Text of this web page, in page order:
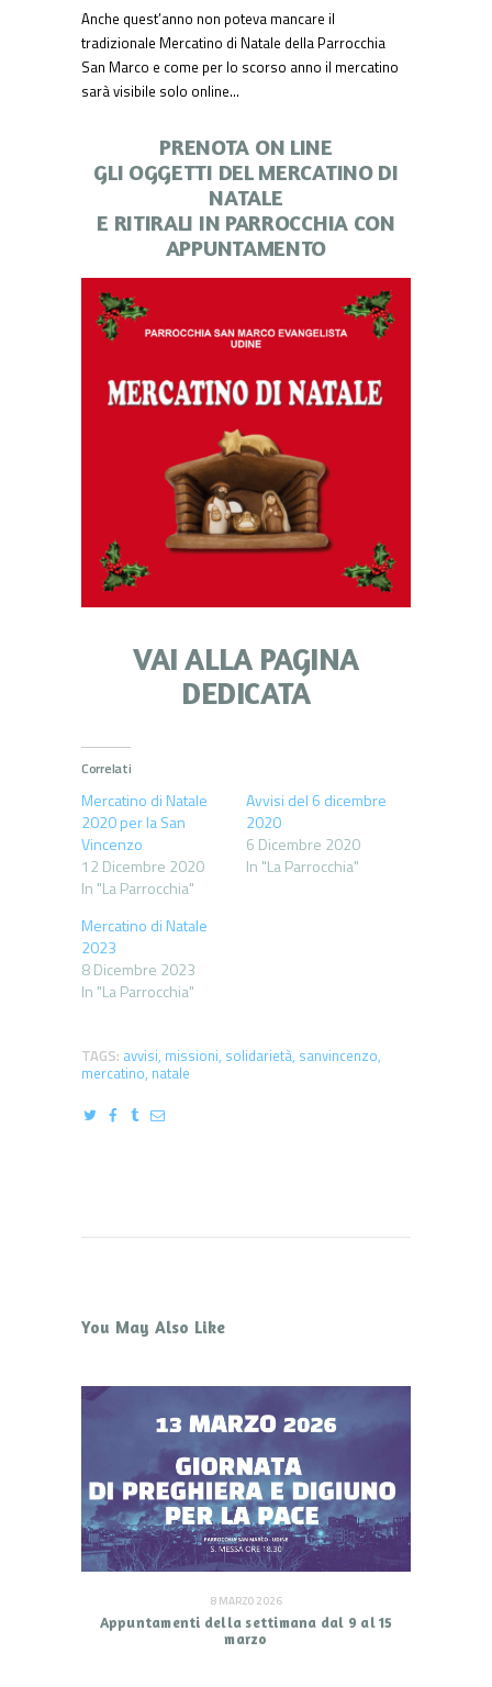
Anche quest’anno non poteva mancare il
tradizionale Mercatino di Natale della Parrocchia
San Marco e come per lo scorso anno il mercatino
sarà visibile solo online…
PRENOTA ON LINE
GLI OGGETTI DEL MERCATINO DI
NATALE
E RITIRALI IN PARROCCHIA CON
APPUNTAMENTO
VAI ALLA PAGINA
DEDICATA
Correlati
Mercatino di Natale
2020 per la San
Vincenzo
12 Dicembre 2020
In "La Parrocchia"
Avvisi del 6 dicembre
2020
6 Dicembre 2020
In "La Parrocchia"
Mercatino di Natale
2023
8 Dicembre 2023
In "La Parrocchia"
TAGS: avvisi, missioni, solidarietà, sanvincenzo,
mercatino, natale
You May Also Like
8 MARZO 2026
Appuntamenti della settimana dal 9 al 15
marzo